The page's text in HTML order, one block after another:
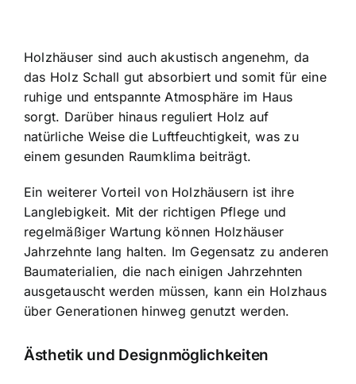
Holzhäuser sind auch akustisch angenehm, da
das Holz Schall gut absorbiert und somit für eine
ruhige und entspannte Atmosphäre im Haus
sorgt. Darüber hinaus reguliert Holz auf
natürliche Weise die Luftfeuchtigkeit, was zu
einem gesunden Raumklima beiträgt.
Ein weiterer Vorteil von Holzhäusern ist ihre
Langlebigkeit. Mit der richtigen Pflege und
regelmäßiger Wartung können Holzhäuser
Jahrzehnte lang halten. Im Gegensatz zu anderen
Baumaterialien, die nach einigen Jahrzehnten
ausgetauscht werden müssen, kann ein Holzhaus
über Generationen hinweg genutzt werden.
Ästhetik und Designmöglichkeiten